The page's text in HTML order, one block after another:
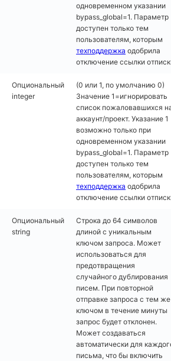
одновременном указании
bypass_global=1. Параметр
доступен только тем
пользователям, которым
техподдержка одобрила
отключение ссылки
Опциональный
integer
(0 или 1, по умолчанию 0)
Значение 1=игнорировать
список пожаловавшихся
аккаунт/проект. Указание 1
возможно только при
одновременном указании
bypass_global=1. Параметр
доступен только тем
пользователям, которым
техподдержка одобрила
отключение ссылки
Опциональный
string
Строка до 64 символов
длиной с уникальным
ключом запроса. Может
использоваться для
предотвращения
случайного дублирования
писем. При повторной
отправке запроса с тем же
ключом в течение минуты
запрос будет отклонен.
Может создаваться
автоматически для
письма, что бы включить